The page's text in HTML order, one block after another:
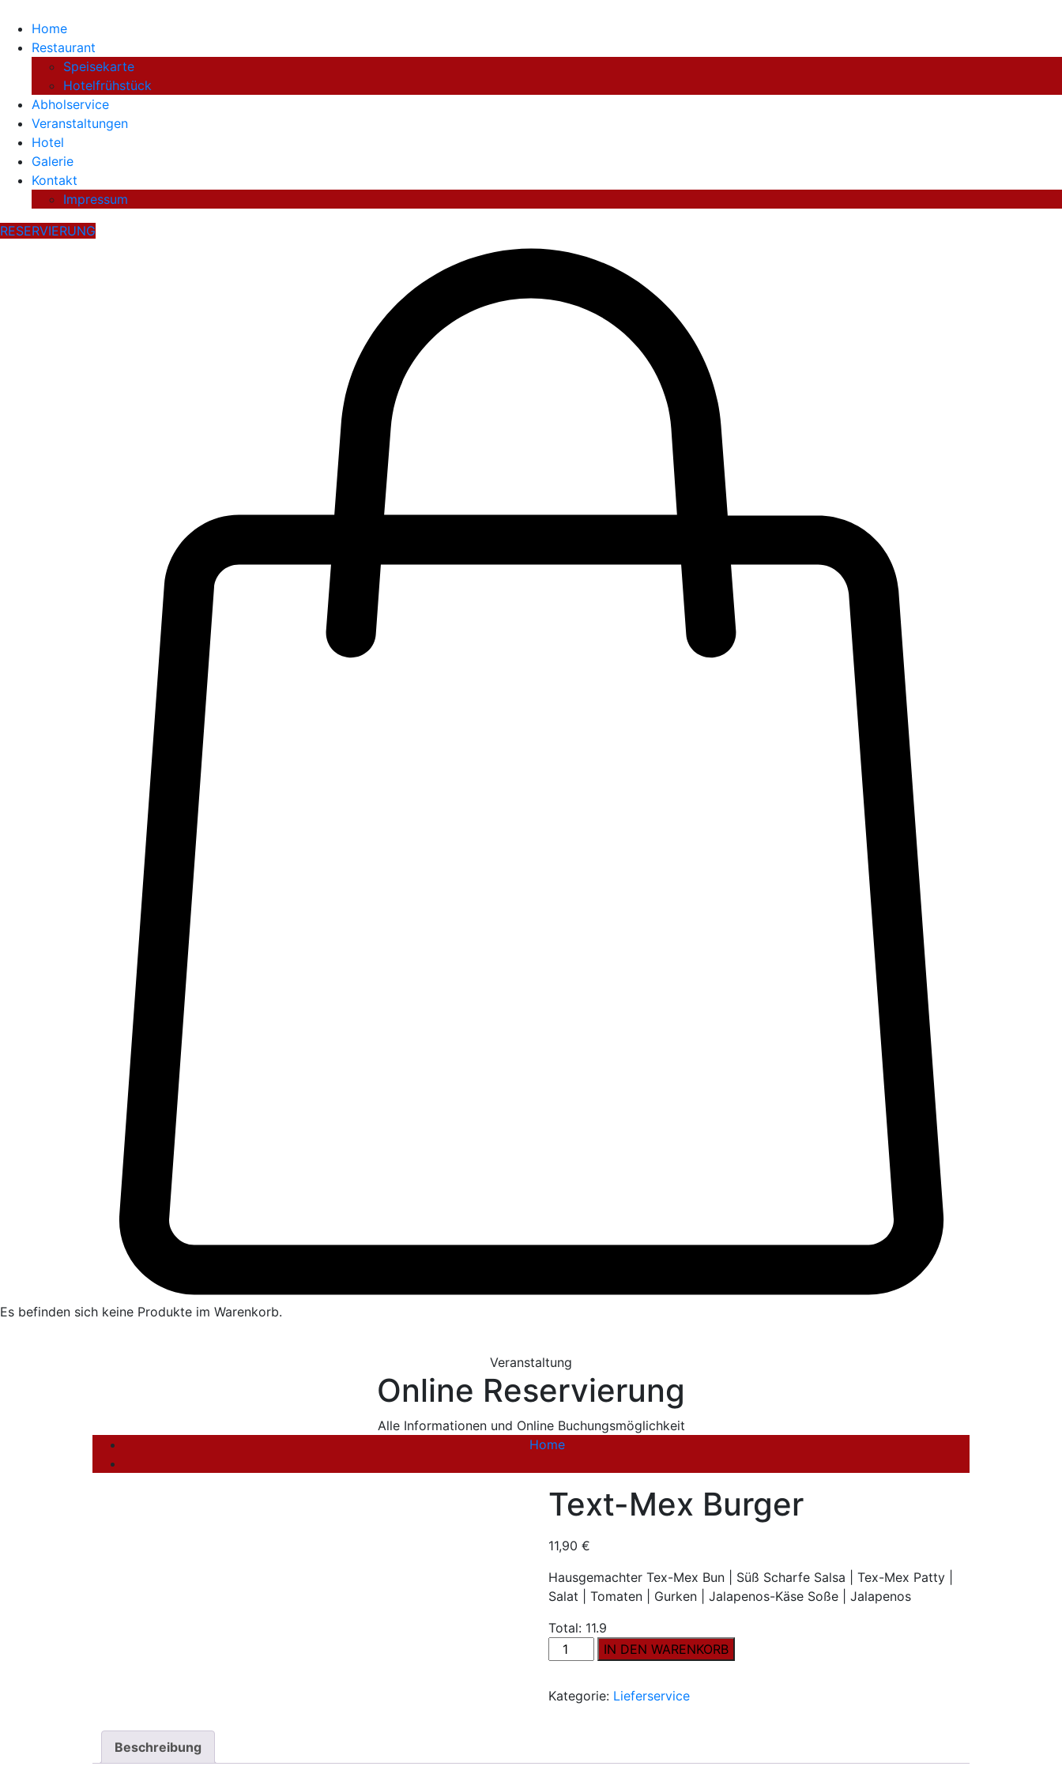
Home
Restaurant
Speisekarte
Hotelfrühstück
Abholservice
Veranstaltungen
Hotel
Galerie
Kontakt
Impressum
RESERVIERUNG
Es befinden sich keine Produkte im Warenkorb.
Veranstaltung
Online Reservierung
Alle Informationen und Online Buchungsmöglichkeit
Home
Text-Mex Burger
11,90€
Hausgemachter Tex-Mex Bun | Süß Scharfe Salsa | Tex-Mex Patty |
Salat | Tomaten | Gurken | Jalapenos-Käse Soße | Jalapenos
Total: 11.9
Text-
Mex
Menge
IN DEN WARENKORB
Kategorie: Lieferservice
Beschreibung